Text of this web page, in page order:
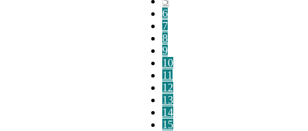
6
7
8
9
10
11
12
13
14
15